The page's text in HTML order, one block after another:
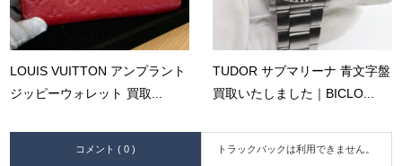
LOUIS VUITTON アンプラント
ジッピーウォレット 買取...
TUDOR サブマリーナ 青文字盤
買取いたしました｜BICLO...
コメント ( 0 ) トラックバックは利用できません。